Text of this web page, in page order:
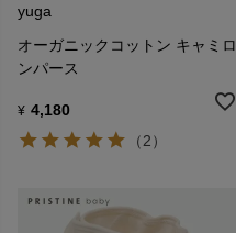
yuga
オーガニックコットン キャミロ
ンパース
¥ 4,180
（2）